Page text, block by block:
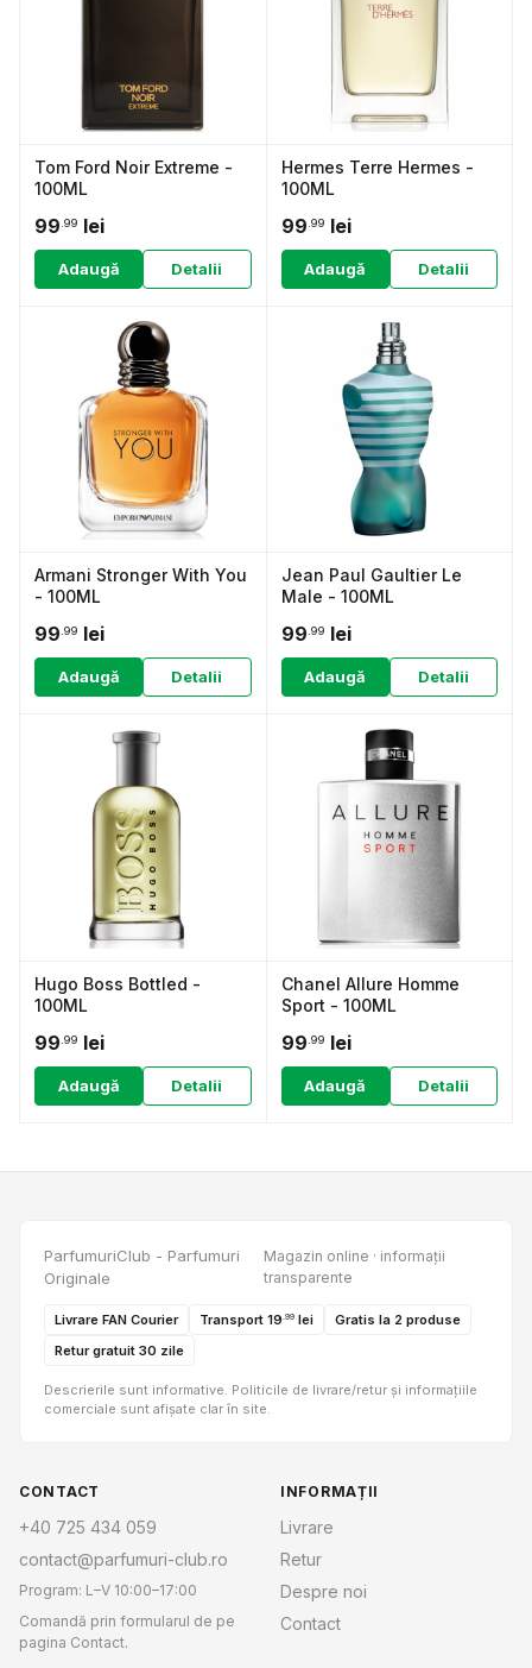
Tom Ford Noir Extreme -
100ML
99 .99 lei
Adaugă Detalii
Hermes Terre Hermes -
100ML
99 .99 lei
Adaugă Detalii
Armani Stronger With You
- 100ML
99.99 lei
Adaugă Detalii
Jean Paul Gaultier Le
Male - 100ML
99.99 lei
Adaugă Detalii
Hugo Boss Bottled -
100ML
99 .99 lei
Adaugă Detalii
Chanel Allure Homme
Sport - 100ML
99 .99 lei
Adaugă Detalii
ParfumuriClub - Parfumuri
Originale
Magazin online · informații
transparente
Livrare FAN Courier Transport 19.99 lei
Gratis la 2 produse
Retur gratuit 30 zile
Descrierile sunt informative. Politicile de livrare/retur și informațiile
comerciale sunt afișate clar în site.
CONTACT
+40 725 434 059
contact@parfumuri-club.ro
Program: L–V 10:00–17:00
Comandă prin formularul de pe
pagina Contact.
INFORMAȚII
Livrare
Retur
Despre noi
Contact